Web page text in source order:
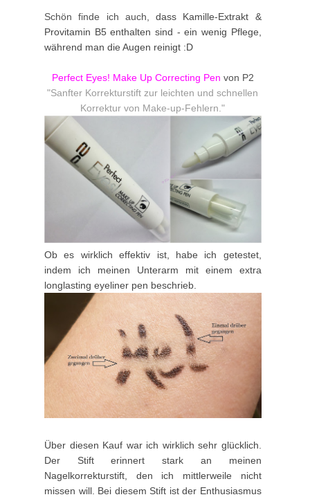
Schön finde ich auch,
dass Kamille-Extrakt &
Provitamin B5 enthalten sind - ein wenig Pflege,
während man die Augen reinigt :D
Perfect Eyes! Make Up Correcting Pen von P2
"Sanfter Korrekturstift zur leichten und schnellen
Korrektur von Make-up-Fehlern."
Ob es wirklich effektiv ist, habe ich getestet,
indem ich meinen Unterarm mit einem extra
longlasting eyeliner pen beschrieb.
Über diesen Kauf war ich wirklich sehr glücklich.
Der Stift erinnert stark an meinen
Nagelkorrekturstift, den ich mittlerweile nicht
missen will. Bei diesem Stift ist der Enthusiasmus